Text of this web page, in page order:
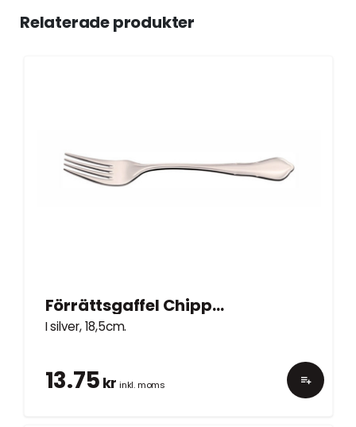
Relaterade produkter
Förrättsgaffel Chippendale silver 18,5cm
I silver, 18,5cm.
13.75 kr inkl. moms